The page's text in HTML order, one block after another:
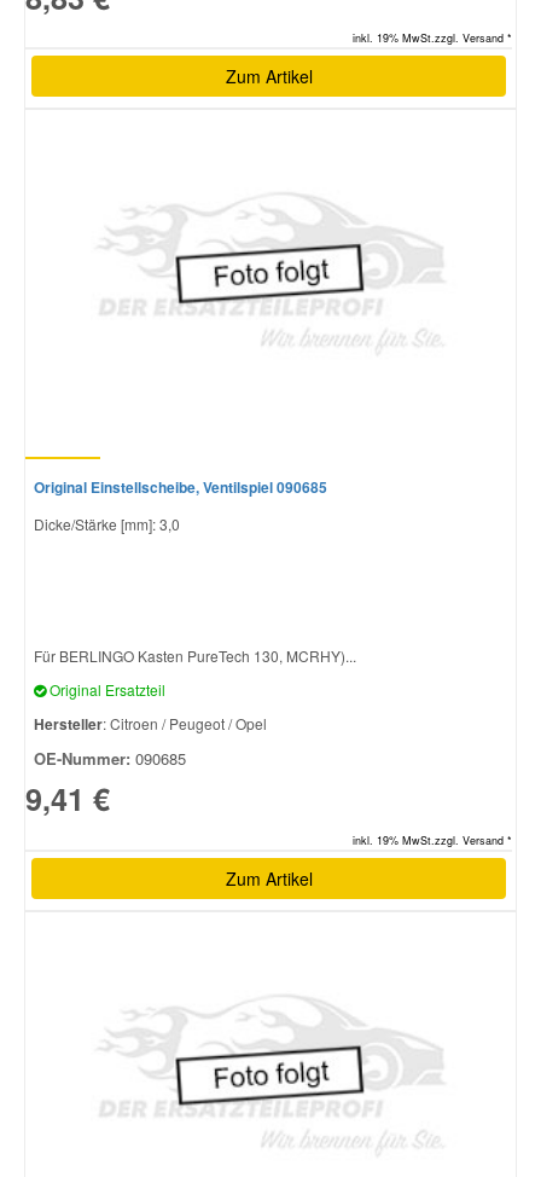
inkl. 19% MwSt.zzgl. Versand *
Zum Artikel
Original Einstellscheibe, Ventilspiel 090685
Dicke/Stärke [mm]: 3,0
Für BERLINGO Kasten PureTech 130, MCRHY)...
Original Ersatzteil
Hersteller: Citroen / Peugeot / Opel
OE-Nummer: 090685
9,41 €
inkl. 19% MwSt.zzgl. Versand *
Zum Artikel